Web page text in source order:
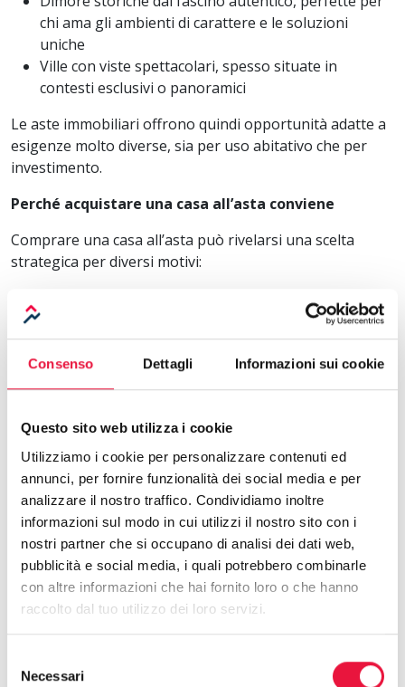
Consenso Dettagli Informazioni sui cookie
Questo sito web utilizza i cookie
Utilizziamo i cookie per personalizzare contenuti ed
annunci, per fornire funzionalità dei social media e per
analizzare il nostro traffico. Condividiamo inoltre
informazioni sul modo in cui utilizzi il nostro sito con i
nostri partner che si occupano di analisi dei dati web,
pubblicità e social media, i quali potrebbero combinarle
con altre informazioni che hai fornito loro o che hanno
raccolto dal tuo utilizzo dei loro servizi.
delNecessari
chi ama gli ambienti di carattere e le soluzioni
uniche
Ville con viste spettacolari, spesso situate in
contesti esclusivi o panoramici
Le aste immobiliari offrono quindi opportunità adatte a
esigenze molto diverse, sia per uso abitativo che per
investimento.
Perché acquistare una casa all’asta conviene
Comprare una casa all’asta può rivelarsi una scelta
strategica per diversi motivi:
Ampia scelta di immobili, in varie zone e di varie
tipologie
Trasparenza delle informazioni, con
documentazione consultabile prima dell’acquisto
Con il giusto supporto e una corretta analisi
chiara e accessibile.
Aste tra Privati: il punto di partenza ideale
Su Aste tra Privati trovi annunci selezionati,
informazioni chiare e strumenti utili per orientarti nel
mondo delle aste immobiliari tra privati. Che tu stia
cercando una casa dove vivere o un investimento
Inizia oggi la tua ricerca su Astetraprivati.it e trova